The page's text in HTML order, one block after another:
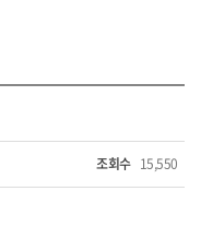
조회수 15,550